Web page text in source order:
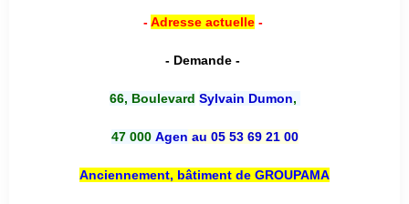
-Adresse actuelle-
- Demande -
66, Boulevard Sylvain Dumon,
47 000 Agen au 05 53 69 21 00
Anciennement, bâtiment de GROUPAMA